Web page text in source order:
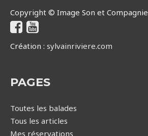
Copyright © Image Son et Compagnie
Création : sylvainriviere.com
PAGES
Toutes les balades
Tous les articles
Mes réservations